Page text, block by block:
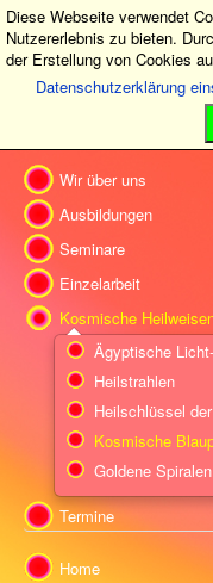
Wir über uns
Ausbildungen
Seminare
Einzelarbeit
Kosmische
Ägyptische
Heilstrahlen
Heilschlüssel
Kosmische
Goldene Spiralen
Termine
Home
Diese Webseite verwendet
Nutzererlebnis zu bieten.
der Erstellung von Cookies
Datenschutzerklärung